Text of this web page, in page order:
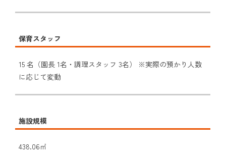
保育スタッフ
15 名（園長 1名・調理スタッフ 3名） ※実際の預かり人数
に応じて変動
施設規模
438.06㎡